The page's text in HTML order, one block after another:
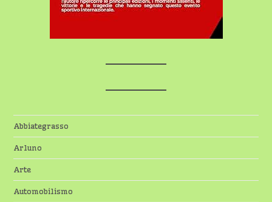
Abbiategrasso
Arluno
Arte
Automobilismo